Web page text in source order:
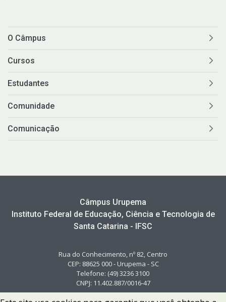
O Câmpus
Cursos
Estudantes
Comunidade
Comunicação
Câmpus Urupema
Instituto Federal de Educação, Ciência e Tecnologia de
Santa Catarina - IFSC
Rua do Conhecimento, nº 82, Centro
CEP: 88625 000 - Urupema - SC
Telefone: (49) 3236 3100
CNPJ: 11.402.887/0016-47